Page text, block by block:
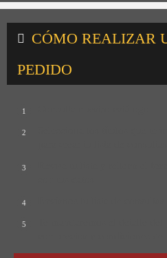
CÓMO REALIZAR
PEDIDO
1
2
3
4
5